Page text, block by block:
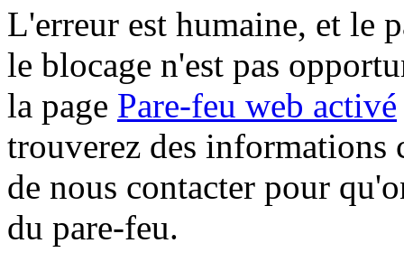
L'erreur est humaine, et le
le blocage n'est pas
la page Pare-feu web activé
trouverez des informations
de nous contacter pour
du pare-feu.